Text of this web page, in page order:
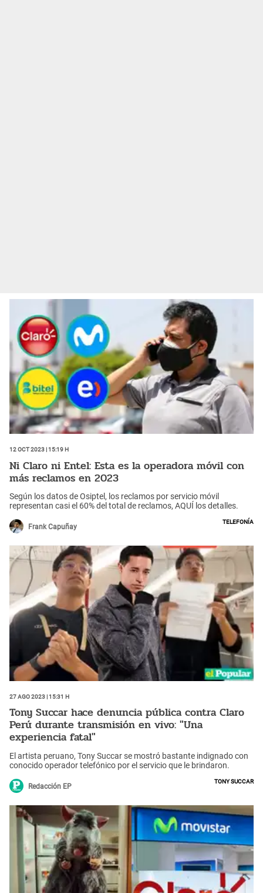
12 Oct 2023 | 15:19 h
Ni Claro ni Entel: Esta es la operadora móvil con
más reclamos en 2023
Según los datos de Osiptel, los reclamos por servicio móvil
representan casi el 60% del total de reclamos, AQUÍ los detalles.
Frank Capuñay
Telefonía
27 Ago 2023 | 15:31 h
Tony Succar hace denuncia pública contra Claro
Perú durante transmisión en vivo: "Una
experiencia fatal"
El artista peruano, Tony Succar se mostró bastante indignado con
conocido operador telefónico por el servicio que le brindaron.
Redacción EP
Tony Succar